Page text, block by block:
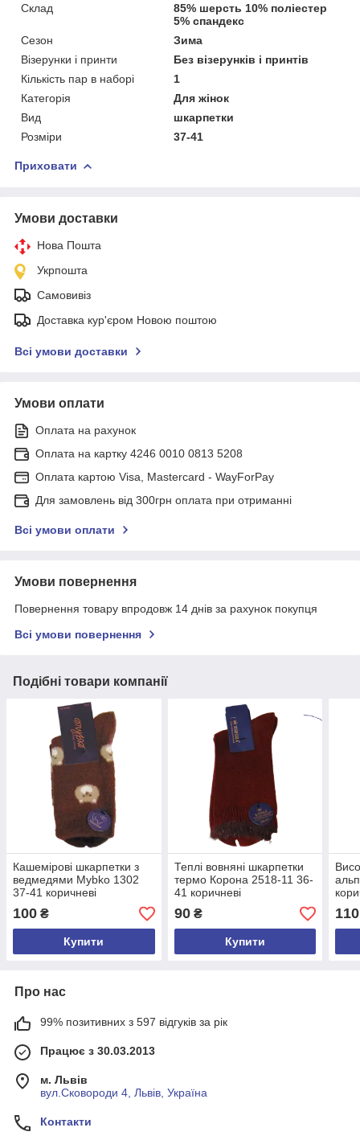
Склад
85% шерсть 10% поліестер
5% спандекс
Сезон
Зима
Візерунки і принти
Без візерунків і принтів
Кількість пар в наборі
1
Категорія
Для жінок
Вид
шкарпетки
Розміри
37-41
Приховати
Умови доставки
Нова Пошта
Укрпошта
Самовивіз
Доставка кур'єром Новою поштою
Всі умови доставки
Умови оплати
Оплата на рахунок
Оплата на картку 4246 0010 0813 5208
Оплата картою Visa, Mastercard - WayForPay
Для замовлень від 300грн оплата при отриманні
Всі умови оплати
Умови повернення
Повернення товару впродовж 14 днів за рахунок покупця
Всі умови повернення
Подібні товари компанії
Кашемірові шкарпетки з
ведмедями Mybko 1302
37-41 коричневі
100 ₴
Купити
Теплі вовняні шкарпетки
термо Корона 2518-11 36-
41 коричневі
90₴
Купити
110
Про нас
99% позитивних з 597 відгуків за рік
Працює з 30.03.2013
м. Львів
вул.Сковороди 4, Львів, Україна
Контакти